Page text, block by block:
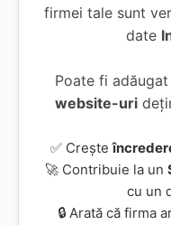
firmei tale sunt
date
Poate fi
website-uri
✅ Crește
🚀 Contribuie la un
cu un
🔒 Arată că firma